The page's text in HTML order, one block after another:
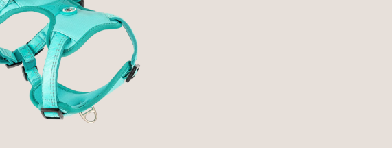
SMART ID
SPORT HARNESS -
2.0 TURQUESA
44,90 € — 59,90 €